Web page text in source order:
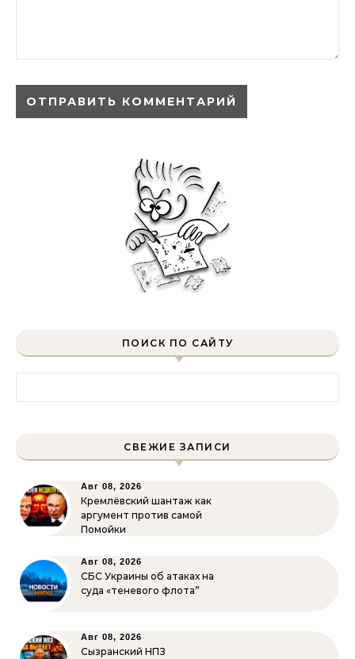
ПОИСК ПО САЙТУ
СВЕЖИЕ ЗАПИСИ
Авг 08, 2026
Кремлёвский шантаж как
аргумент против самой
Помойки
Авг 08, 2026
СБС Украины об атаках на
суда «теневого флота”
Авг 08, 2026
Сызранский НПЗ